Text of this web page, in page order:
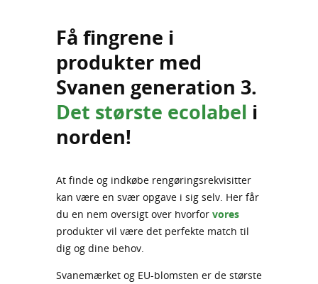
Få fingrene i
produkter med
Svanen generation 3.
Det største ecolabel i
norden!
At finde og indkøbe rengøringsrekvisitter
kan være en svær opgave i sig selv. Her får
du en nem oversigt over hvorfor vores
produkter vil være det perfekte match til
dig og dine behov.
Svanemærket og EU-blomsten er de største